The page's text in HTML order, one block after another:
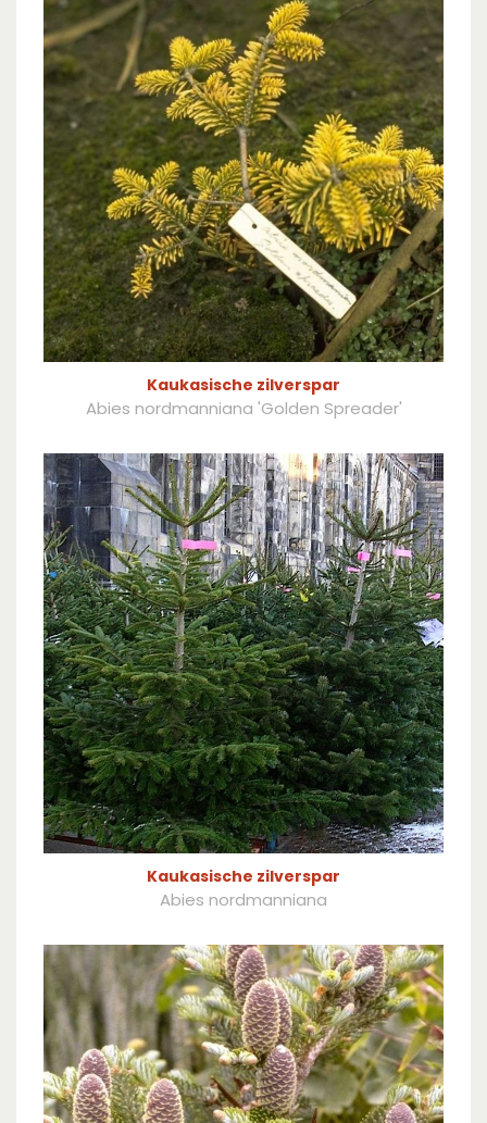
Kaukasische zilverspar
Abies nordmanniana 'Golden Spreader'
Kaukasische zilverspar
Abies nordmanniana